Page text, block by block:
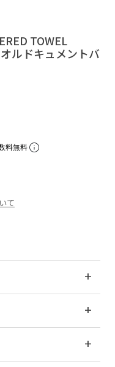
TOWEL
ルドキュメントバ
料無料
て